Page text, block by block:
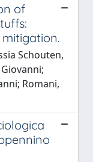
of
Schouten,
Romani,